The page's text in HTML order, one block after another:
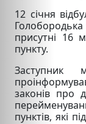
12 січня
присутні 16
пункту.
Заступник
законів про
пунктів, які